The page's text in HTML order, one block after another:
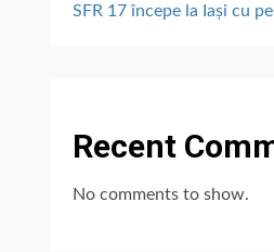
SFR 17 începe la Iași cu
Recent
No comments to show.